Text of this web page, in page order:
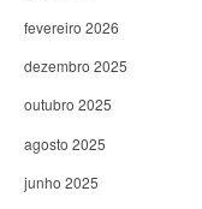
fevereiro 2026
dezembro 2025
outubro 2025
agosto 2025
junho 2025